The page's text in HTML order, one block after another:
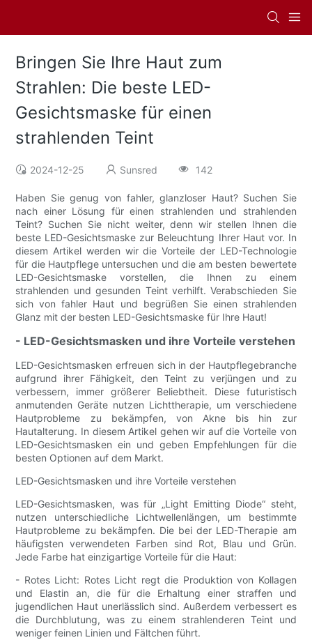
Bringen Sie Ihre Haut zum
Strahlen: Die beste LED-
Gesichtsmaske für einen
strahlenden Teint
2024-12-25 Sunsred 142
Haben Sie genug von fahler, glanzloser Haut? Suchen Sie
nach einer Lösung für einen strahlenden und strahlenden
Teint? Suchen Sie nicht weiter, denn wir stellen Ihnen die
beste LED-Gesichtsmaske zur Beleuchtung Ihrer Haut vor. In
diesem Artikel werden wir die Vorteile der LED-Technologie
für die Hautpflege untersuchen und die am besten bewertete
LED-Gesichtsmaske vorstellen, die Ihnen zu einem
strahlenden und gesunden Teint verhilft. Verabschieden Sie
sich von fahler Haut und begrüßen Sie einen strahlenden
Glanz mit der besten LED-Gesichtsmaske für Ihre Haut!
- LED-Gesichtsmasken und ihre Vorteile verstehen
LED-Gesichtsmasken erfreuen sich in der Hautpflegebranche
aufgrund ihrer Fähigkeit, den Teint zu verjüngen und zu
verbessern, immer größerer Beliebtheit. Diese futuristisch
anmutenden Geräte nutzen Lichttherapie, um verschiedene
Hautprobleme zu bekämpfen, von Akne bis hin zur
Hautalterung. In diesem Artikel gehen wir auf die Vorteile von
LED-Gesichtsmasken ein und geben Empfehlungen für die
besten Optionen auf dem Markt.
LED-Gesichtsmasken und ihre Vorteile verstehen
LED-Gesichtsmasken, was für „Light Emitting Diode“ steht,
nutzen unterschiedliche Lichtwellenlängen, um bestimmte
Hautprobleme zu bekämpfen. Die bei der LED-Therapie am
häufigsten verwendeten Farben sind Rot, Blau und Grün.
Jede Farbe hat einzigartige Vorteile für die Haut:
- Rotes Licht: Rotes Licht regt die Produktion von Kollagen
und Elastin an, die für die Erhaltung einer straffen und
jugendlichen Haut unerlässlich sind. Außerdem verbessert es
die Durchblutung, was zu einem strahlenderen Teint und
weniger feinen Linien und Fältchen führt.